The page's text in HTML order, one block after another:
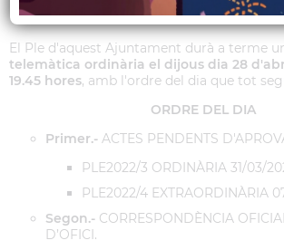
El Ple d'aquest Ajuntament durà a terme
telemàtica ordinària el dijous dia 28
19.45 hores, amb l'ordre del dia que tot
ORDRE DEL DIA
Primer.- ACTES PENDENTS
PLE2022/3 ORDINÀRIA 31/03/
PLE2022/4 EXTRAORDINÀRIA
Segon.- CORRESPONDÈNCIA
D’OFICI.